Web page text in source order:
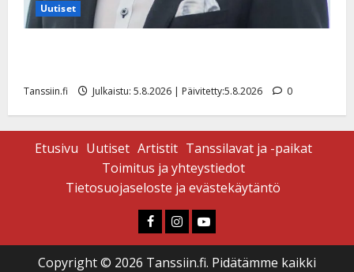
Uutiset
Tanssiin.fi Julkaistu: 5.8.2026 | Päivitetty:5.8.2026 0
Etusivu Uutiset Artistit Tanssilavat ja -paikat
Toimitus ja yhteystiedot
Tietosuojaseloste ja evästekäytäntö
Faceboook
Instagram
Youtube
Copyright © 2026 Tanssiin.fi. Pidätämme kaikki